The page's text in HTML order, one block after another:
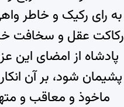
به رای رکیک و خاطر
رکاکت عقل و سخافت
پادشاه از امضای
پشیمان شود، بر آن
ماخوذ و معاقب و